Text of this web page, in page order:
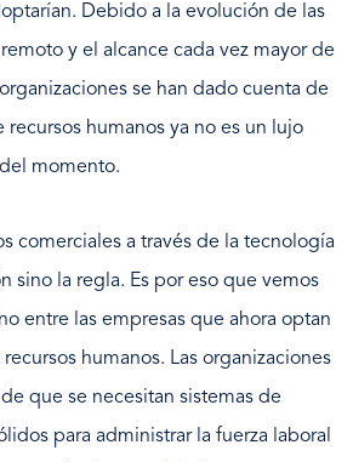
Debido a la evolución de las
y el alcance cada vez mayor de
se han dado cuenta de
humanos ya no es un lujo
momento.
comerciales a través de la tecnología
sino la regla. Es por eso que vemos
entre las empresas que ahora optan
humanos. Las organizaciones
que se necesitan sistemas de
para administrar la fuerza laboral